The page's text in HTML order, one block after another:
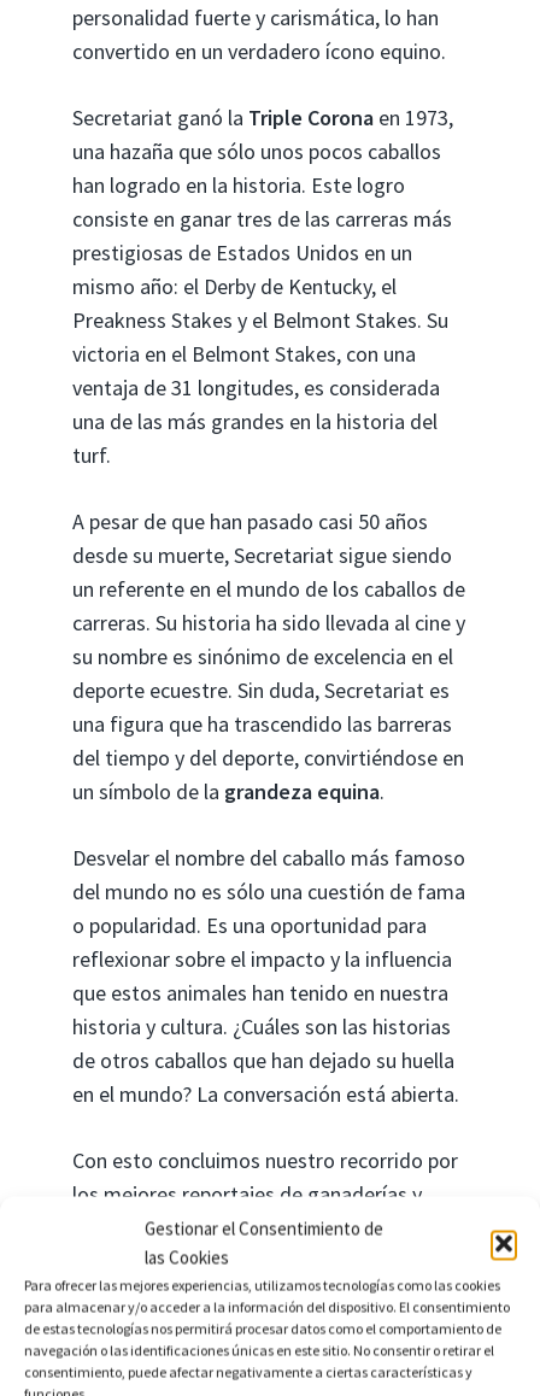
Gestionar el Consentimiento de
las Cookies
Para ofrecer las mejores experiencias, utilizamos tecnologías como las cookies
para almacenar y/o acceder a la información del dispositivo. El consentimiento
de estas tecnologías nos permitirá procesar datos como el comportamiento de
navegación o las identificaciones únicas en este sitio. No consentir o retirar el
consentimiento, puede afectar negativamente a ciertas características y
personalidad fuerte y carismática, lo han
convertido en un verdadero ícono equino.
Secretariat ganó la Triple Corona en 1973,
una hazaña que sólo unos pocos caballos
han logrado en la historia. Este logro
consiste en ganar tres de las carreras más
prestigiosas de Estados Unidos en un
mismo año: el Derby de Kentucky, el
Preakness Stakes y el Belmont Stakes. Su
victoria en el Belmont Stakes, con una
ventaja de 31 longitudes, es considerada
una de las más grandes en la historia del
turf.
A pesar de que han pasado casi 50 años
desde su muerte, Secretariat sigue siendo
un referente en el mundo de los caballos de
carreras. Su historia ha sido llevada al cine y
su nombre es sinónimo de excelencia en el
deporte ecuestre. Sin duda, Secretariat es
una figura que ha trascendido las barreras
del tiempo y del deporte, convirtiéndose en
un símbolo de la grandeza equina.
Desvelar el nombre del caballo más famoso
del mundo no es sólo una cuestión de fama
o popularidad. Es una oportunidad para
reflexionar sobre el impacto y la influencia
que estos animales han tenido en nuestra
historia y cultura. ¿Cuáles son las historias
de otros caballos que han dejado su huella
en el mundo? La conversación está abierta.
Con esto concluimos nuestro recorrido por
los mejores reportajes de ganaderías y
criaderos de caballos en España. Es
innegable la riqueza y la diversidad que
ofrece este sector en nuestro país. Sea por
interés profesional o simplemente por
amor a estos nobles animales, estos